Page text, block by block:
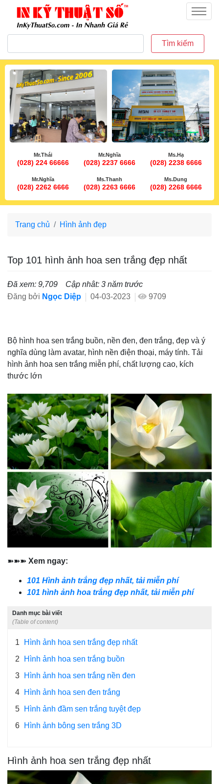
inkythuatso.com
Menu
Tìm kiếm
Mr.Thái
(028) 224 66666
Mr.Nghĩa
(028) 2237 6666
Ms.Hạ
(028) 2238 6666
Mr.Nghĩa
(028) 2262 6666
Ms.Thanh
(028) 2263 6666
Ms.Dung
(028) 2268 6666
Trang chủ Hình ảnh đẹp
Top 101 hình ảnh hoa sen trắng đẹp nhất
Đã xem: 9,709
Cập nhât: 3 năm trước
Đăng bởi Ngọc Diệp 04-03-2023 9709
Bộ hình hoa sen trắng buồn, nền đen, đen trắng, đẹp và ý
nghĩa dùng làm avatar, hình nền điện thoại, máy tính. Tải
hình ảnh hoa sen trắng miễn phí, chất lượng cao, kích
thước lớn
➽➽➽ Xem ngay:
101 Hình ảnh trắng đẹp nhất, tải miễn phí
101 hình ảnh hoa trắng đẹp nhất, tải miễn phí
Danh mục bài viết
(Table of content)
1
Hình ảnh hoa sen trắng đẹp nhất
2
Hình ảnh hoa sen trắng buồn
3
Hình ảnh hoa sen trắng nền đen
4
Hình ảnh hoa sen đen trắng
5
Hình ảnh đầm sen trắng tuyệt đẹp
6
Hình ảnh bông sen trắng 3D
Hình ảnh hoa sen trắng đẹp nhất